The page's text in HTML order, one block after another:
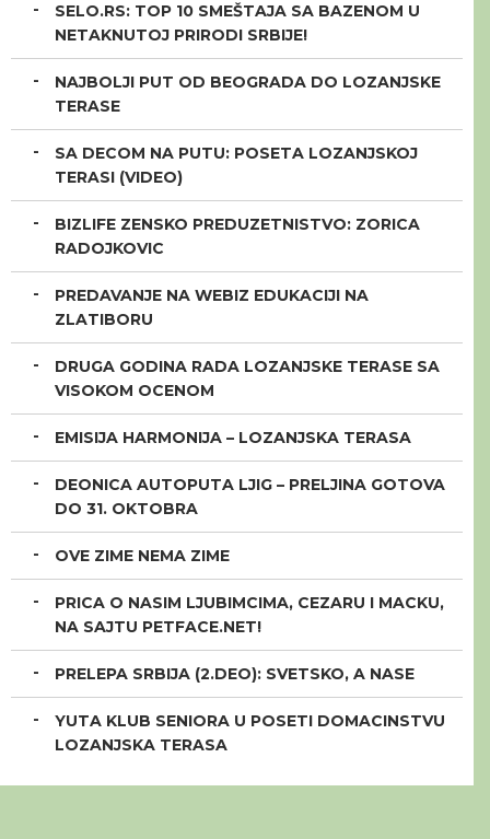
SELO.RS: TOP 10 SMEŠTAJA SA BAZENOM U
NETAKNUTOJ PRIRODI SRBIJE!
NAJBOLJI PUT OD BEOGRADA DO LOZANJSKE
TERASE
SA DECOM NA PUTU: POSETA LOZANJSKOJ
TERASI (VIDEO)
BIZLIFE ZENSKO PREDUZETNISTVO: ZORICA
RADOJKOVIC
PREDAVANJE NA WEBIZ EDUKACIJI NA
ZLATIBORU
DRUGA GODINA RADA LOZANJSKE TERASE SA
VISOKOM OCENOM
EMISIJA HARMONIJA – LOZANJSKA TERASA
DEONICA AUTOPUTA LJIG – PRELJINA GOTOVA
DO 31. OKTOBRA
OVE ZIME NEMA ZIME
PRICA O NASIM LJUBIMCIMA, CEZARU I MACKU,
NA SAJTU PETFACE.NET!
PRELEPA SRBIJA (2.DEO): SVETSKO, A NASE
YUTA KLUB SENIORA U POSETI DOMACINSTVU
LOZANJSKA TERASA